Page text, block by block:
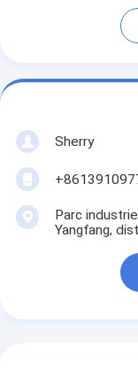
Sherry
Parc
Yangfang,